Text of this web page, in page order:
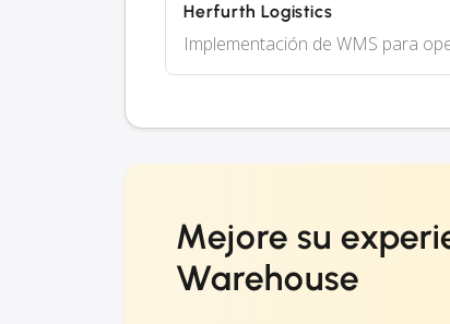
Herfurth Logistics
Implementación de WMS para
Mejore su
Warehouse